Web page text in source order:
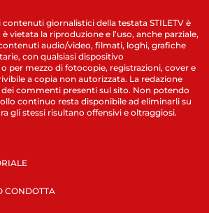
giornalistici della testata STILETV è
vietata la riproduzione e l’uso, anche parziale,
audio/video, filmati, loghi, grafiche
con qualsiasi dispositivo
per mezzo di fotocopie, registrazioni, cover e
a copia non autorizzata. La redazione
dei commenti presenti sul sito. Non potendo
continuo resta disponibile ad eliminarli su
gli stessi risultano offensivi e oltraggiosi.
CONDOTTA